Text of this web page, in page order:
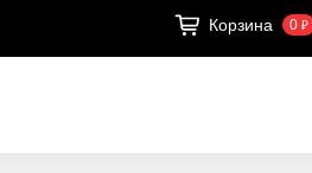
Корзина 0 ₽